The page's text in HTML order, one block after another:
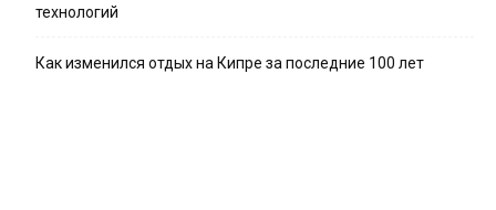
технологий
Как изменился отдых на Кипре за последние 100 лет